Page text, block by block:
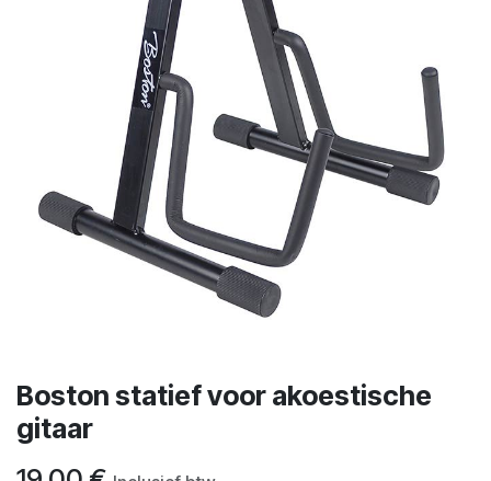
Boston statief voor akoestische
gitaar